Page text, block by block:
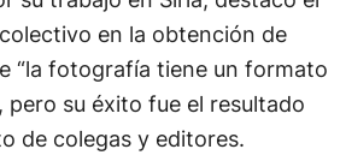
en la obtención de
“la fotografía tiene un formato
pero su éxito fue el resultado
de colegas y editores.